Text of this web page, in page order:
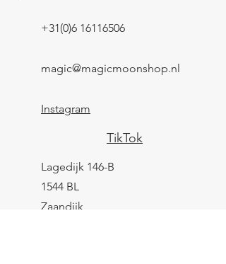
+31(0)6 16116506
magic@magicmoonshop.nl
Instagram
TikTok
Lagedijk 146-B
1544 BL
Zaandijk